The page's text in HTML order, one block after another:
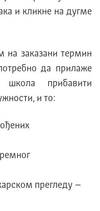
и кликне на дугме
на заказани термин
да прилаже
прибавити
и то:
прегледу –